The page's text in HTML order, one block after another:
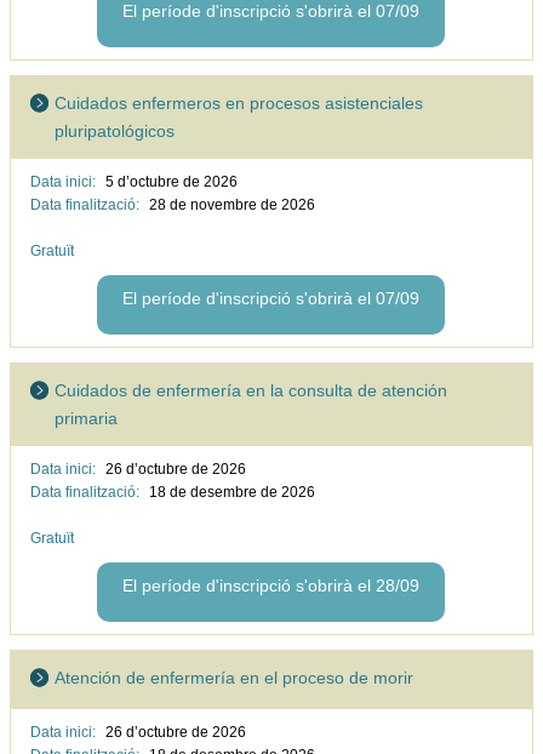
El període d'inscripció s'obrirà el 07/09
Cuidados enfermeros en procesos asistenciales
pluripatológicos
Data inici: 5 d’octubre de 2026
Data finalització: 28 de novembre de 2026
Gratuït
El període d'inscripció s'obrirà el 07/09
Cuidados de enfermería en la consulta de atención
primaria
Data inici: 26 d’octubre de 2026
Data finalització:
18 de desembre de 2026
Gratuït
El període d'inscripció s'obrirà el 28/09
Atención de enfermería en el proceso de morir
Data inici: 26 d’octubre de 2026